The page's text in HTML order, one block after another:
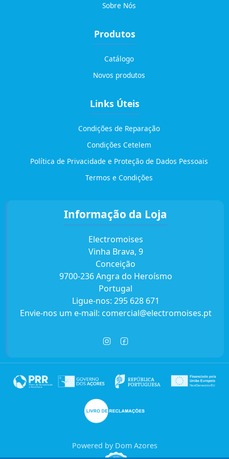
Sobre Nós
Produtos
Catálogo
Novos produtos
Links Úteis
Condições de Reparação
Condições Cetelem
Política de Privacidade e Proteção de Dados Pessoais
Termos e Condições
Informação da Loja
Electromoises
Vinha Brava, 9
Conceição
9700-236 Angra do Heroísmo
Portugal
Ligue-nos: 295 628 671
Envie-nos um e-mail: comercial@electromoises.pt
Powered by Dom Azores